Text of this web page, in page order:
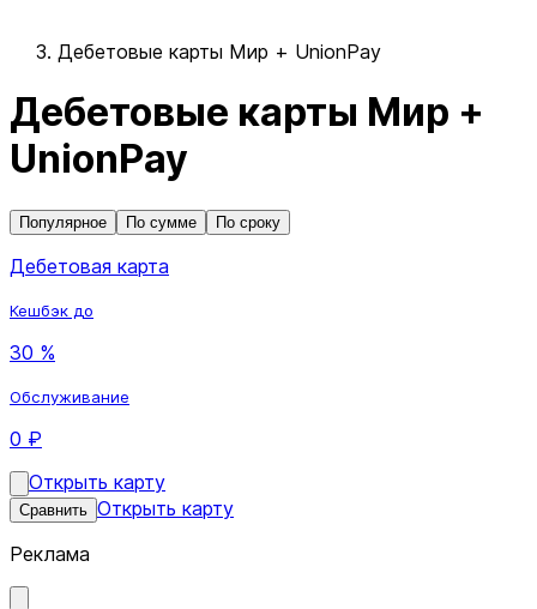
Дебетовые карты Мир + UnionPay
Дебетовые карты Мир +
UnionPay
Популярное По сумме По сроку
Дебетовая карта
Кешбэк до
30 %
Обслуживание
0 ₽
Открыть карту
Сравнить Открыть карту
Реклама